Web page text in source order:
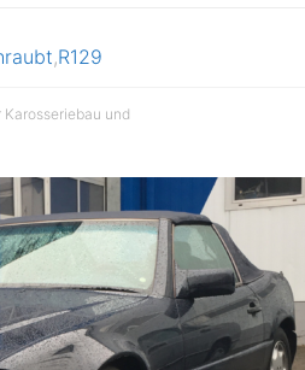
,R129
Karosseriebau und